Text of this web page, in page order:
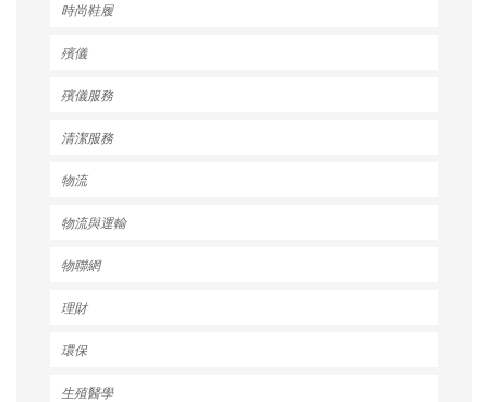
時尚鞋履
殯儀
殯儀服務
清潔服務
物流
物流與運輸
物聯網
理財
環保
生殖醫學